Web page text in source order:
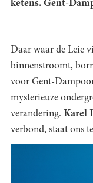
ketens. Gent-
Daar waar de Leie
binnenstroomt,
voor Gent-
mysterieuze
verandering. Karel
verbond, staat ons